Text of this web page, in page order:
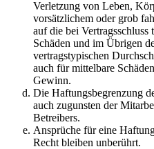
Verletzung von Leben,
vorsätzlichem oder grob
auf die bei Vertragsschluss
Schäden und im Übrigen
vertragstypischen
auch für mittelbare
Gewinn.
Die Haftungsbegrenzung
auch zugunsten der
Betreibers.
Ansprüche für eine
Recht bleiben unberührt.